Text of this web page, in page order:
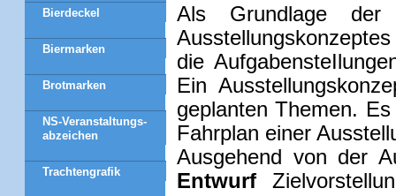
Bierdeckel
Biermarken
Brotmarken
NS-Veranstaltungs-
abzeichen
Trachtengrafik
Als Grundlage
die
Ein
geplanten Themen.
Fahrplan einer
Ausgehend von der
Entwurf